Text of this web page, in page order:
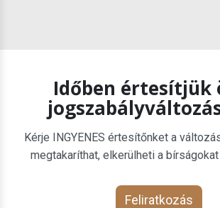
Időben értesítjük
Kérje INGYENES értesítőnket a
megtakaríthat, elkerülheti a
Feliratkozás